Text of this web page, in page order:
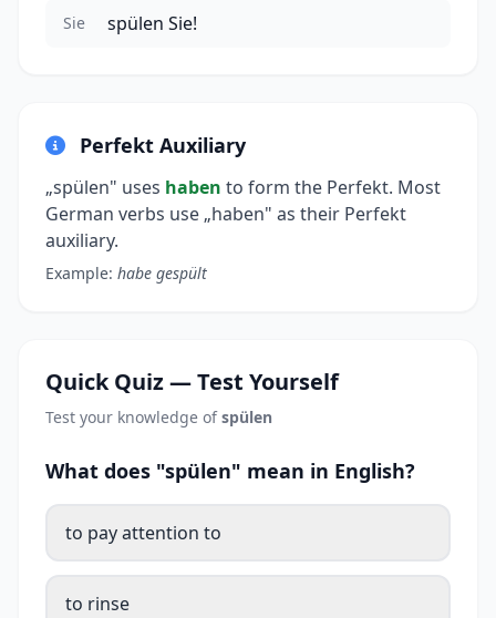
Sie spülen Sie!
Perfekt Auxiliary
„spülen" uses haben to form the Perfekt. Most
German verbs use „haben" as their Perfekt
auxiliary.
Example: habe gespült
Quick Quiz — Test Yourself
Test your knowledge ofspülen
What does "spülen" mean in English?
to pay attention to
to rinse